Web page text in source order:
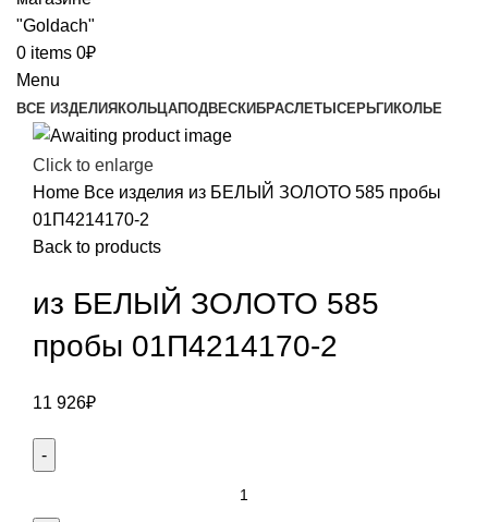
0 items 0₽
Menu
ВСЕ ИЗДЕЛИЯ КОЛЬЦАПОДВЕСКИ БРАСЛЕТЫ СЕРЬГИ КОЛЬЕ
Click to enlarge
Home Все изделия из БЕЛЫЙ ЗОЛОТО 585 пробы
01П4214170-2
Back to products
из БЕЛЫЙ ЗОЛОТО 585
пробы 01П4214170-2
11 926₽